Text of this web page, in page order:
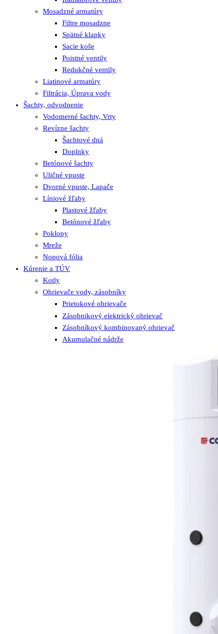
Mosadzné armatúry
Filtre mosadzne
Spätné klapky
Sacie koše
Poistné ventily
Redukčné ventily
Liatinové armatúry
Filtrácia, Úprava vody
Šachty, odvodnenie
Vodomerné šachty, Vrty
Revízne šachty
Šachtové dná
Doplnky
Betónové šachty
Uličné vpuste
Dvorné vpuste, Lapače
Líniové žľaby
Plastové žľaby
Betónové žľaby
Poklopy
Mreže
Nopová fólia
Kúrenie a TÚV
Kotly
Ohrievače vody, zásobníky
Prietokové ohrievače
Zásobnikový elektrický ohrievač
Zásobníkový kombinovaný ohrievač
Akumulačné nádrže